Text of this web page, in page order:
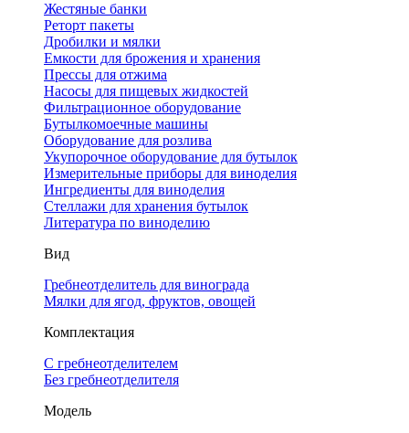
Жестяные банки
Реторт пакеты
Дробилки и мялки
Емкости для брожения и хранения
Прессы для отжима
Насосы для пищевых жидкостей
Фильтрационное оборудование
Бутылкомоечные машины
Оборудование для розлива
Укупорочное оборудование для бутылок
Измерительные приборы для виноделия
Ингредиенты для виноделия
Стеллажи для хранения бутылок
Литература по виноделию
Вид
Гребнеотделитель для винограда
Мялки для ягод, фруктов, овощей
Комплектация
С гребнеотделителем
Без гребнеотделителя
Модель